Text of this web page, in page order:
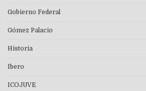
Gobierno Federal
Gómez Palacio
Historia
Ibero
ICOJUVE